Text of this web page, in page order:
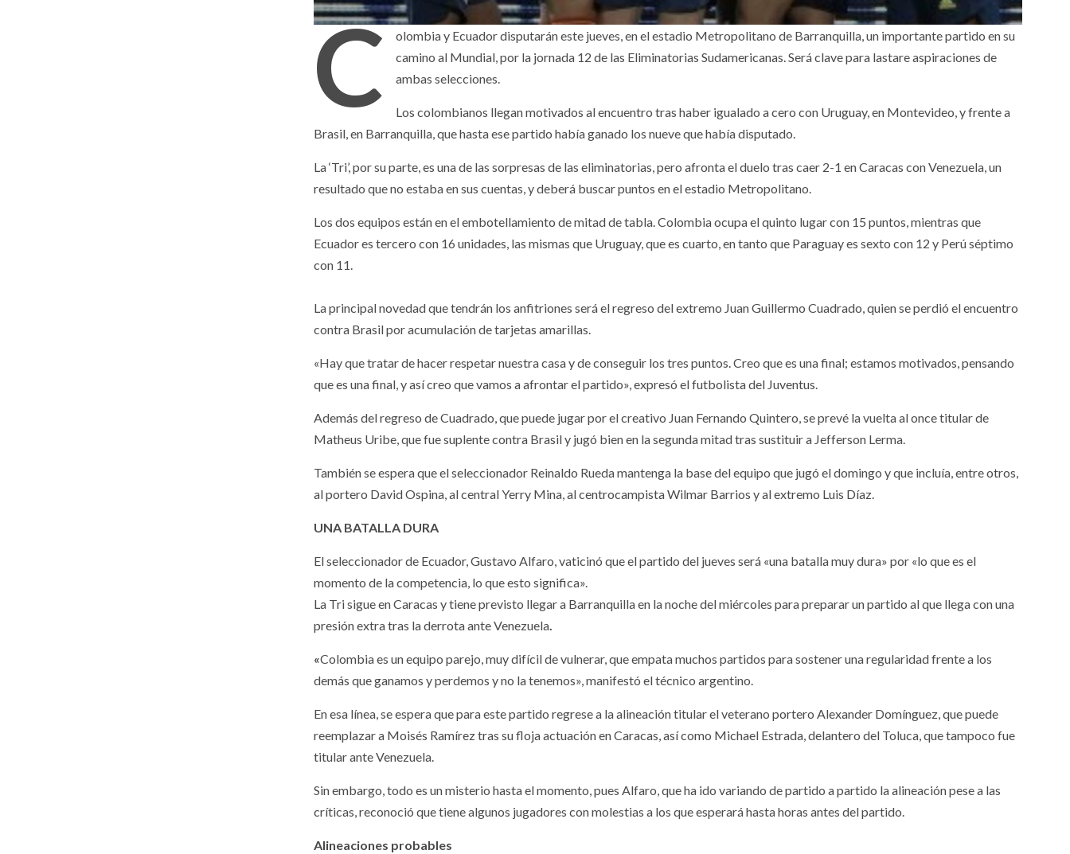
C
olombia y Ecuador disputarán este jueves, en el estadio Metropolitano de Barranquilla, un importante partido en su
camino al Mundial, por la jornada 12 de las Eliminatorias Sudamericanas. Será clave para lastare aspiraciones de
ambas selecciones.
Los colombianos llegan motivados al encuentro tras haber igualado a cero con Uruguay, en Montevideo, y frente a
Brasil, en Barranquilla, que hasta ese partido había ganado los nueve que había disputado.
La ‘Tri’, por su parte, es una de las sorpresas de las eliminatorias, pero afronta el duelo tras caer 2-1 en Caracas con Venezuela, un
resultado que no estaba en sus cuentas, y deberá buscar puntos en el estadio Metropolitano.
Los dos equipos están en el embotellamiento de mitad de tabla. Colombia ocupa el quinto lugar con 15 puntos, mientras que
Ecuador es tercero con 16 unidades, las mismas que Uruguay, que es cuarto, en tanto que Paraguay es sexto con 12 y Perú séptimo
con 11.
La principal novedad que tendrán los anfitriones será el regreso del extremo Juan Guillermo Cuadrado, quien se perdió el encuentro
contra Brasil por acumulación de tarjetas amarillas.
«Hay que tratar de hacer respetar nuestra casa y de conseguir los tres puntos. Creo que es una final; estamos motivados, pensando
que es una final, y así creo que vamos a afrontar el partido», expresó el futbolista del Juventus.
Además del regreso de Cuadrado, que puede jugar por el creativo Juan Fernando Quintero, se prevé la vuelta al once titular de
Matheus Uribe, que fue suplente contra Brasil y jugó bien en la segunda mitad tras sustituir a Jefferson Lerma.
También se espera que el seleccionador Reinaldo Rueda mantenga la base del equipo que jugó el domingo y que incluía, entre otros,
al portero David Ospina, al central Yerry Mina, al centrocampista Wilmar Barrios y al extremo Luis Díaz.
UNA BATALLA DURA
El seleccionador de Ecuador, Gustavo Alfaro, vaticinó que el partido del jueves será «una batalla muy dura» por «lo que es el
momento de la competencia, lo que esto significa».
La Tri sigue en Caracas y tiene previsto llegar a Barranquilla en la noche del miércoles para preparar un partido al que llega con una
presión extra tras la derrota ante Venezuela
«Colombia es un equipo parejo, muy difícil de vulnerar, que empata muchos partidos para sostener una regularidad frente a los
demás que ganamos y perdemos y no la tenemos», manifestó el técnico argentino.
En esa línea, se espera que para este partido regrese a la alineación titular el veterano portero Alexander Domínguez, que puede
reemplazar a Moisés Ramírez tras su floja actuación en Caracas, así como Michael Estrada, delantero del Toluca, que tampoco fue
titular ante Venezuela.
Sin embargo, todo es un misterio hasta el momento, pues Alfaro, que ha ido variando de partido a partido la alineación pese a las
críticas, reconoció que tiene algunos jugadores con molestias a los que esperará hasta horas antes del partido.
Alineaciones probables